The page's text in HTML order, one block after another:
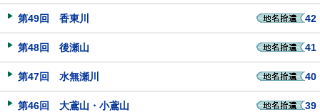
第49回 香東川 42
第48回 後瀬山 41
第47回 水無瀬川 40
第46回 大鳶山・小鳶山 39